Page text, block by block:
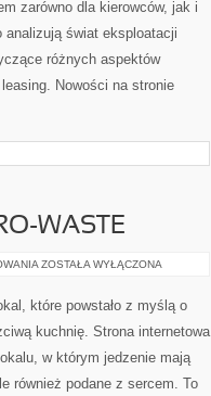
zarówno dla kierowców, jak i
świat eksploatacji
różnych aspektów
Nowości na stronie
WASTE
KUCHNIA
STYLU
ZERO-
ZOSTAŁA WYŁĄCZONA
które powstało z myślą o
kuchnię. Strona internetowa
w którym jedzenie mają
również podane z sercem. To